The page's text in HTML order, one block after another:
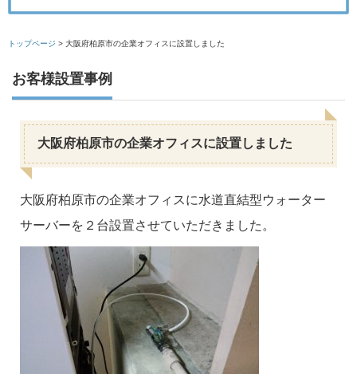
トップページ > 大阪府柏原市の企業オフィスに設置しました
お客様設置事例
大阪府柏原市の企業オフィスに設置しました
大阪府柏原市の企業オフィスに水道直結型ウォーター
サーバーを２台設置させていただきました。